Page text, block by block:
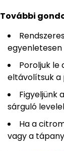
További
egyenletesen
Poroljuk le
eltávolítsuk a
Figyeljünk
sárguló
Ha a
vagy a